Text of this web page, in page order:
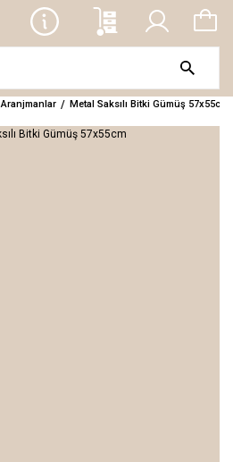
Aranjmanlar Metal Saksılı Bitki Gümüş 57x55cm